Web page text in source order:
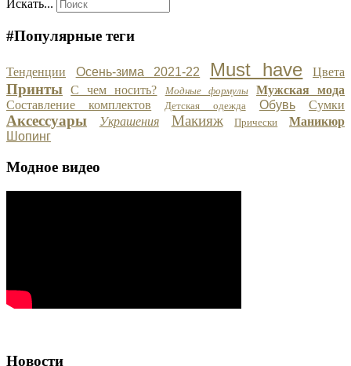
Искать...
#Популярные теги
Тенденции Осень-зима 2021-22 Must have Цвета
Принты С чем носить? Модные формулы
Мужская мода
Составление комплектов
Детская одежда Обувь Сумки
Аксессуары Украшения Макияж Прически
Маникюр
Шопинг
Модное видео
Новости